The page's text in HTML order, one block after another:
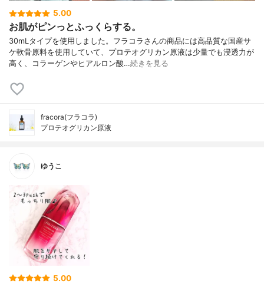
5.00
お肌がピンっとふっくらする。
30mLタイプを使用しました。フラコラさんの商品には高品質な国産サ
ケ軟骨原料を使用していて、プロテオグリカン原液は少量でも浸透力が
高く、コラーゲンやヒアルロン酸…続きを見る
fracora(フラコラ)
プロテオグリカン原液
ゆうこ
5.00